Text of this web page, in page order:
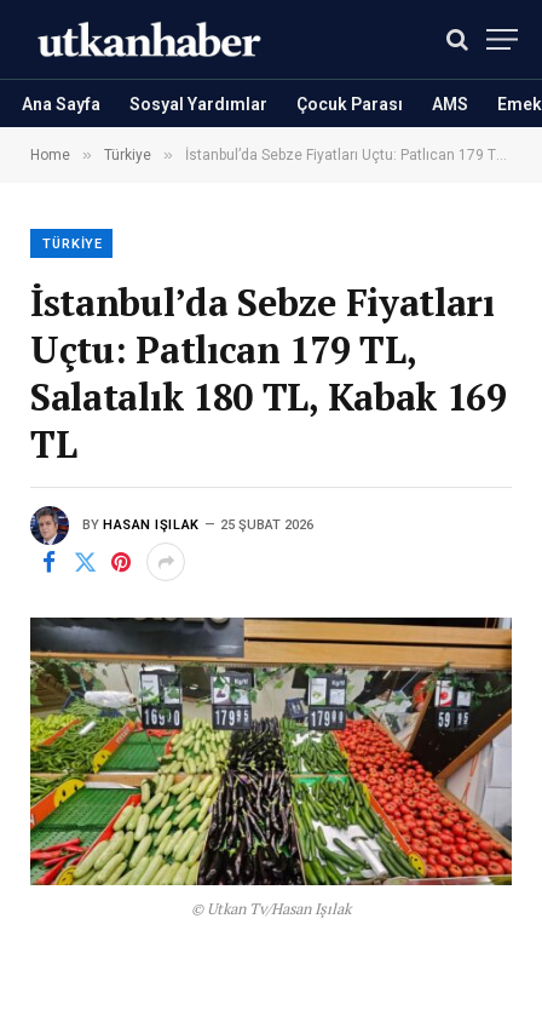
Ana Sayfa Sosyal Yardımlar Çocuk Parası AMS
Home » Türkiye » İstanbul’da Sebze Fiyatları Uçtu: Patlıcan 179 TL, Salatalık 180 TL, Kabak 169 TL
TÜRKIYE
İstanbul’da Sebze Fiyatları
Uçtu: Patlıcan 179 TL,
Salatalık 180 TL, Kabak 169
TL
BY HASAN IŞILAK 25 ŞUBAT 2026
© Utkan Tv/Hasan Işılak